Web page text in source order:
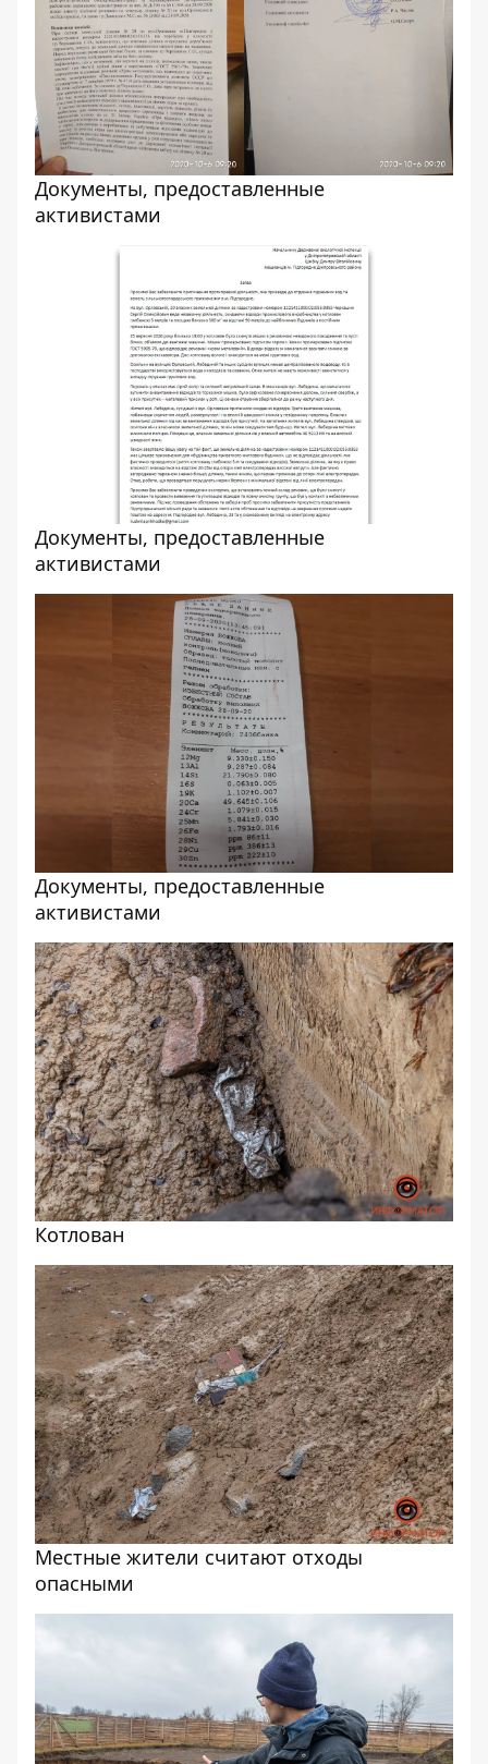
Документы, предоставленные
активистами
Документы, предоставленные
активистами
Документы, предоставленные
активистами
Котлован
Местные жители считают отходы
опасными